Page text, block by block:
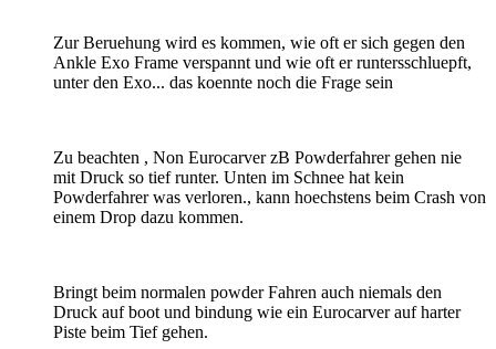
Zur Beruehung wird es kommen, wie oft er sich gegen den
Ankle Exo Frame verspannt und wie oft er runtersschluepft,
unter den Exo... das koennte noch die Frage sein
Zu beachten , Non Eurocarver zB Powderfahrer gehen nie
mit Druck so tief runter. Unten im Schnee hat kein
Powderfahrer was verloren., kann hoechstens beim Crash von
einem Drop dazu kommen.
Bringt beim normalen powder Fahren auch niemals den
Druck auf boot und bindung wie ein Eurocarver auf harter
Piste beim Tief gehen.